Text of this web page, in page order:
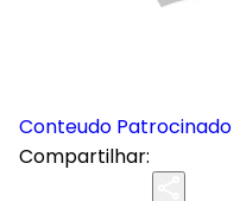
Conteudo Patrocinado
Compartilhar: